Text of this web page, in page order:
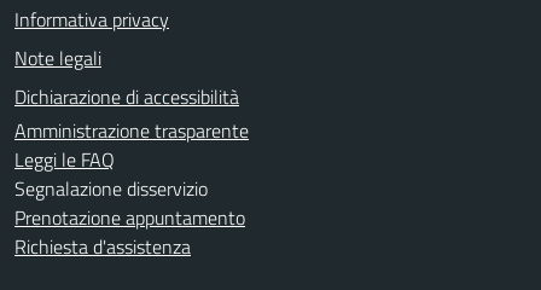
Informativa privacy
Note legali
Dichiarazione di accessibilità
Amministrazione trasparente
Leggi le FAQ
Segnalazione disservizio
Prenotazione appuntamento
Richiesta d'assistenza